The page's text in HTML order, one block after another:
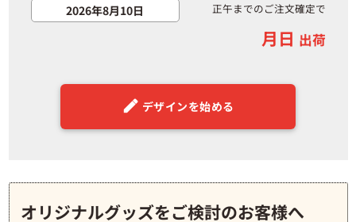
正午までのご注文確定で
月日 出荷
デザインを始める
オリジナルグッズをご検討のお客様へ